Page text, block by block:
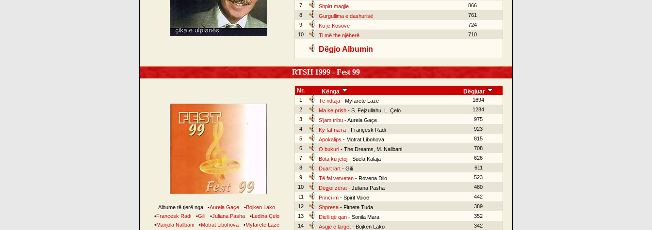
7
Shpirt magjie
866
8
Gurgullima e dashurisë
761
9
Ku je Kosovë
724
10
Ti më the njëherë 710
Dëgjo Albumin
RTSH 1999 - Fest 99
Albume të tjerë nga •Aurela Gaçe •Bojken Lako
•Françesk Radi •Gili •Juliana Pasha •Ledina Çelo
•Manjola Nallbani •Motrat Libohova •Myfarete Laze
Nr. Kënga Dëgjuar
1 Të ndizja- Myfarete Laze
1694
2
Ma ke prish- S. Fejzullahu, L. Çelo
1284
3
S'jam tribu- Aurela Gaçe
975
4
Ky fat na ra- Françesk Radi
923
5
Apokalips - Motrat Libohova
815
6
O bukuri- The Dreams, M. Nallbani
708
7
Bota ku jetoj- Suela Kalaja
626
8
Duart lart- Gili
611
9
Të fal vetveten- Rovena Dilo
523
10
Dëgjoi zërat- Juliana Pasha
480
11
Princi im- Spirit Voice
442
12
Shpresa- Fitnete Tuda
389
13
Dielli që qan- Sonila Mara
352
14
Asgjë e largët- Bojken Lako
342